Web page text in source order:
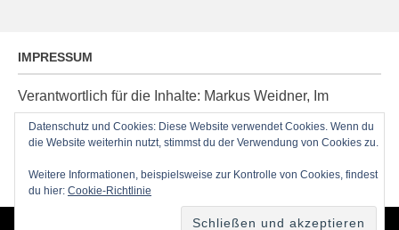
IMPRESSUM
Verantwortlich für die Inhalte: Markus Weidner, Im
Ziegelacker 20, D-63599 Biebergemünd, E-Mail:
post@radioblog.eu
Technik und Administration: Thomas Michel
Datenschutz und Cookies: Diese Website verwendet Cookies. Wenn du
die Website weiterhin nutzt, stimmst du der Verwendung von Cookies zu.
Weitere Informationen, beispielsweise zur Kontrolle von Cookies, findest
du hier: Cookie-Richtlinie